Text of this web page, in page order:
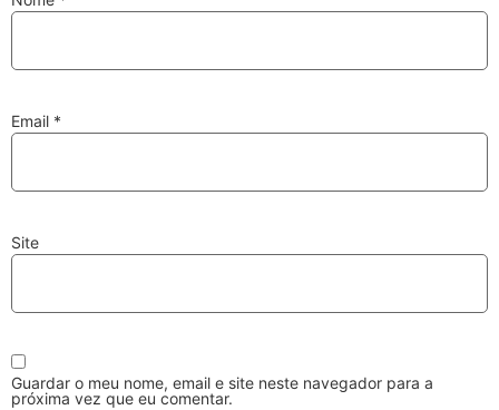
Email *
Site
Guardar o meu nome, email e site neste navegador para a
próxima vez que eu comentar.
Discos e Pastilhas
Amortecedores